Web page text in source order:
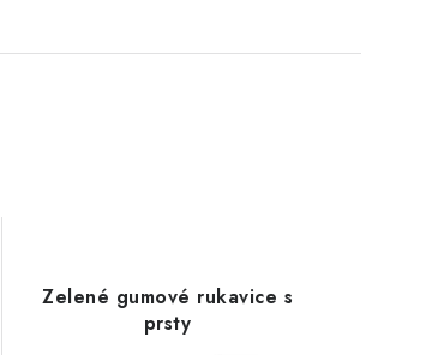
Zelené gumové rukavice s
prsty